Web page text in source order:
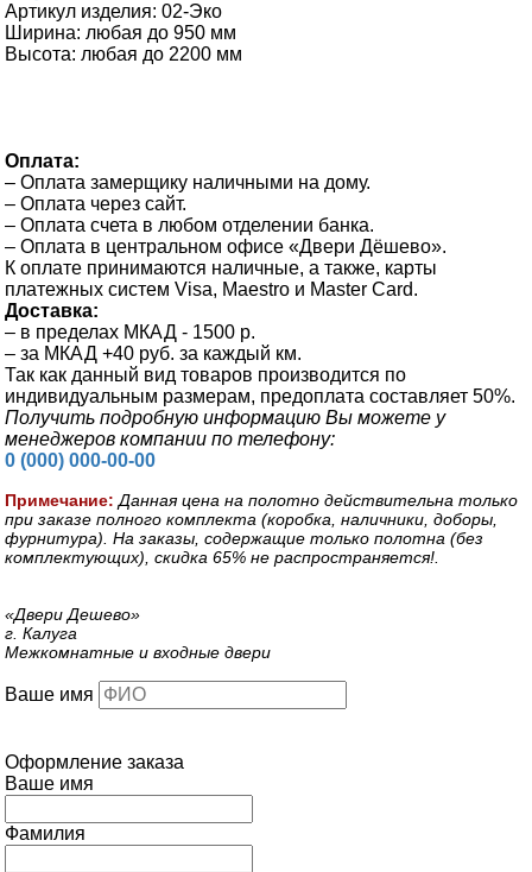
Артикул изделия:02-Эко
Ширина: любая до 950 мм
Высота: любая до 2200 мм
Оплата:
– Оплата замерщику наличными на дому.
– Оплата через сайт.
– Оплата счета в любом отделении банка.
– Оплата в центральном офисе «Двери Дёшево».
К оплате принимаются наличные, а также, карты
платежных систем Visa, Maestro и Master Card.
Доставка:
– в пределах МКАД - 1500 р.
– за МКАД +40 руб. за каждый км.
Так как данный вид товаров производится по
индивидуальным размерам, предоплата составляет 50%.
Получить подробную информацию Вы можете у
менеджеров компании по телефону:
0 (000) 000-00-00
Примечание: Данная цена на полотно действительна только
при заказе полного комплекта (коробка, наличники, доборы,
фурнитура). На заказы, содержащие только полотна (без
комплектующих), скидка 65% не распространяется!.
«Двери Дешево»
г. Калуга
Межкомнатные и входные двери
Ваше имя
Оформление заказа
Ваше имя
Фамилия